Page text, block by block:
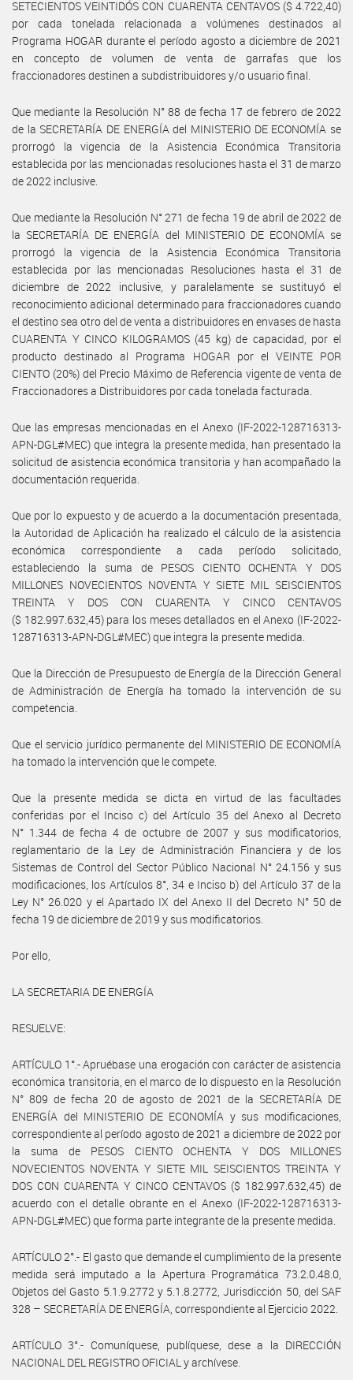
SETECIENTOS VEINTIDÓS CON CUARENTA CENTAVOS ($ 4.722,40)
por cada tonelada relacionada a volúmenes destinados al
Programa HOGAR durante el período agosto a diciembre de 2021
en concepto de volumen de venta de garrafas que los
fraccionadores destinen a subdistribuidores y/o usuario final.
Que mediante la Resolución N° 88 de fecha 17 de febrero de 2022
de la SECRETARÍA DE ENERGÍA del MINISTERIO DE ECONOMÍA se
prorrogó la vigencia de la Asistencia Económica Transitoria
establecida por las mencionadas resoluciones hasta el 31 de marzo
de 2022 inclusive.
Que mediante la Resolución N° 271 de fecha 19 de abril de 2022 de
la SECRETARÍA DE ENERGÍA del MINISTERIO DE ECONOMÍA se
prorrogó la vigencia de la Asistencia Económica Transitoria
establecida por las mencionadas Resoluciones hasta el 31 de
diciembre de 2022 inclusive, y paralelamente se sustituyó el
reconocimiento adicional determinado para fraccionadores cuando
el destino sea otro del de venta a distribuidores en envases de hasta
CUARENTA Y CINCO KILOGRAMOS (45 kg) de capacidad, por el
producto destinado al Programa HOGAR por el VEINTE POR
CIENTO (20%) del Precio Máximo de Referencia vigente de venta de
Fraccionadores a Distribuidores por cada tonelada facturada.
Que las empresas mencionadas en el Anexo (IF-2022-128716313-
APN-DGL#MEC) que integra la presente medida, han presentado la
solicitud de asistencia económica transitoria y han acompañado la
documentación requerida.
Que por lo expuesto y de acuerdo a la documentación presentada,
la Autoridad de Aplicación ha realizado el cálculo de la asistencia
económica correspondiente a cada período solicitado,
estableciendo la suma de PESOS CIENTO OCHENTA Y DOS
MILLONES NOVECIENTOS NOVENTA Y SIETE MIL SEISCIENTOS
TREINTA Y DOS CON CUARENTA Y CINCO CENTAVOS
($ 182.997.632,45) para los meses detallados en el Anexo (IF-2022-
128716313-APN-DGL#MEC) que integra la presente medida.
Que la Dirección de Presupuesto de Energía de la Dirección General
de Administración de Energía ha tomado la intervención de su
competencia.
Que el servicio jurídico permanente del MINISTERIO DE ECONOMÍA
ha tomado la intervención que le compete.
Que la presente medida se dicta en virtud de las facultades
conferidas por el Inciso c) del Artículo 35 del Anexo al Decreto
N° 1.344 de fecha 4 de octubre de 2007 y sus modificatorios,
reglamentario de la Ley de Administración Financiera y de los
Sistemas de Control del Sector Público Nacional N° 24.156 y sus
modificaciones, los Artículos 8°, 34 e Inciso b) del Artículo 37 de la
Ley N° 26.020 y el Apartado IX del Anexo II del Decreto N° 50 de
fecha 19 de diciembre de 2019 y sus modificatorios.
Por ello,
LA SECRETARIA DE ENERGÍA
RESUELVE:
ARTÍCULO 1°.- Apruébase una erogación con carácter de asistencia
económica transitoria, en el marco de lo dispuesto en la Resolución
N° 809 de fecha 20 de agosto de 2021 de la SECRETARÍA DE
ENERGÍA del MINISTERIO DE ECONOMÍA y sus modificaciones,
correspondiente al período agosto de 2021 a diciembre de 2022 por
la suma de PESOS CIENTO OCHENTA Y DOS MILLONES
NOVECIENTOS NOVENTA Y SIETE MIL SEISCIENTOS TREINTA Y
DOS CON CUARENTA Y CINCO CENTAVOS ($ 182.997.632,45) de
acuerdo con el detalle obrante en el Anexo (IF-2022-128716313-
APN-DGL#MEC) que forma parte integrante de la presente medida.
ARTÍCULO 2°.- El gasto que demande el cumplimiento de la presente
medida será imputado a la Apertura Programática 73.2.0.48.0,
Objetos del Gasto 5.1.9.2772 y 5.1.8.2772, Jurisdicción 50, del SAF
328 – SECRETARÍA DE ENERGÍA, correspondiente al Ejercicio 2022.
ARTÍCULO 3°.- Comuníquese, publíquese, dese a la DIRECCIÓN
NACIONAL DEL REGISTRO OFICIAL y archívese.